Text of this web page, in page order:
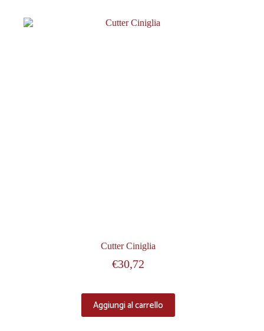
Cutter Ciniglia
€30,72
Aggiungi al carrello